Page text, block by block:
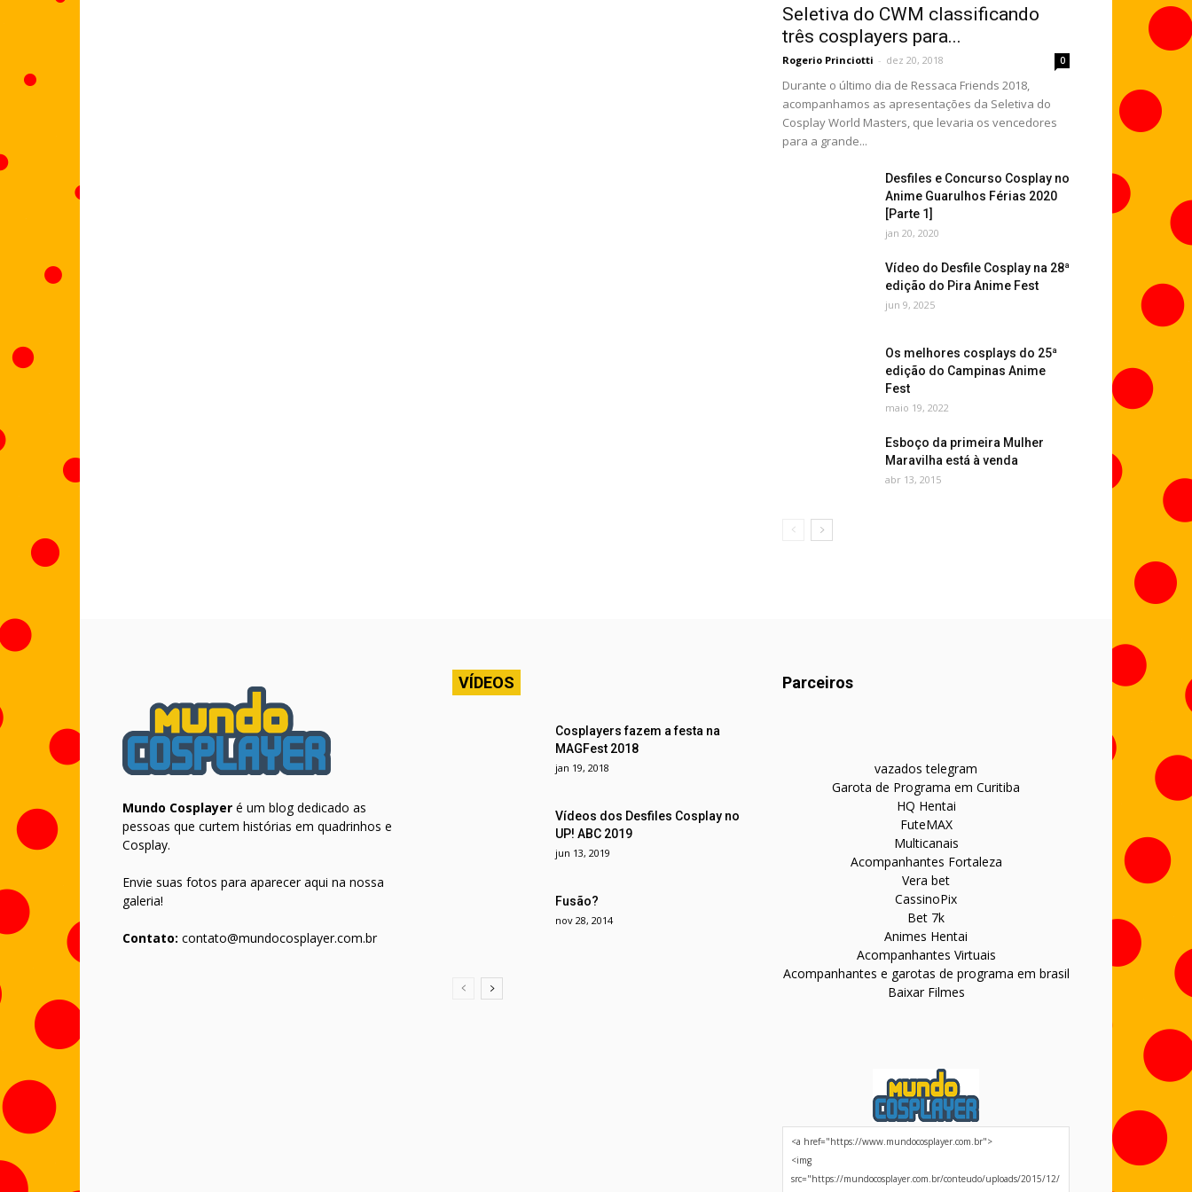
Seletiva do CWM classificando
três cosplayers para...
Rogerio Princiotti - dez 20, 2018 0
Durante o último dia de Ressaca Friends 2018,
acompanhamos as apresentações da Seletiva do
Cosplay World Masters, que levaria os vencedores
para a grande...
Desfiles e Concurso Cosplay no
Anime Guarulhos Férias 2020
[Parte 1]
jan 20, 2020
Vídeo do Desfile Cosplay na 28ª
edição do Pira Anime Fest
jun 9, 2025
Os melhores cosplays do 25ª
edição do Campinas Anime
Fest
maio 19, 2022
Esboço da primeira Mulher
Maravilha está à venda
abr 13, 2015
Mundo Cosplayer é um blog dedicado as
pessoas que curtem histórias em quadrinhos e
Cosplay.
Envie suas fotos para aparecer aqui na nossa
galeria!
Contato: contato@mundocosplayer.com.br
VÍDEOS
Cosplayers fazem a festa na
MAGFest 2018
jan 19, 2018
Vídeos dos Desfiles Cosplay no
UP! ABC 2019
jun 13, 2019
Fusão?
nov 28, 2014
Parceiros
vazados telegram
Garota de Programa em Curitiba
HQ Hentai
FuteMAX
Multicanais
Acompanhantes Fortaleza
Vera bet
CassinoPix
Bet 7k
Animes Hentai
Acompanhantes Virtuais
Acompanhantes e garotas de programa em brasil
Baixar Filmes